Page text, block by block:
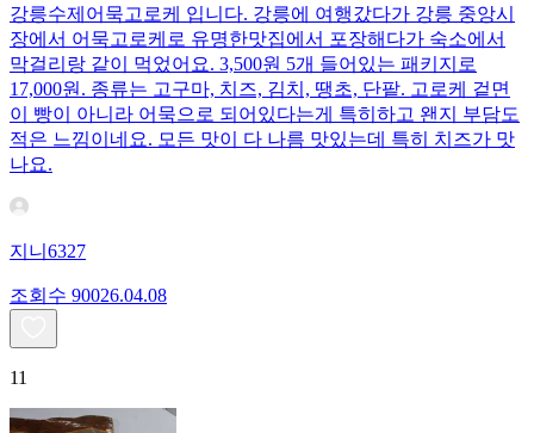
강릉수제어묵고로케 입니다. 강릉에 여행갔다가 강릉 중앙시
장에서 어묵고로케로 유명한맛집에서 포장해다가 숙소에서
막걸리랑 같이 먹었어요. 3,500원 5개 들어있는 패키지로
17,000원. 종류는 고구마, 치즈, 김치, 땡초, 단팥. 고로케 겉면
이 빵이 아니라 어묵으로 되어있다는게 특히하고 왠지 부담도
적은 느낌이네요. 모든 맛이 다 나름 맛있는데 특히 치즈가 맛
나요.
지니6327
조회수 90026.04.08
11